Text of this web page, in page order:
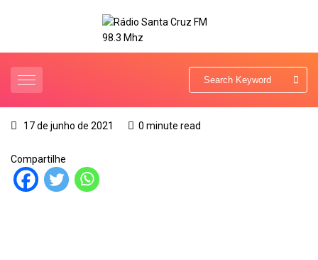
17 de junho de 2021 0 minute read
Compartilhe